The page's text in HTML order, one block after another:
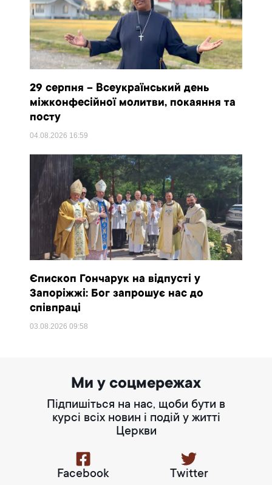
29 серпня – Всеукраїнський день
міжконфесійної молитви, покаяння та
посту
04.08.2026 16:59
Єпископ Гончарук на відпусті у
Запоріжжі: Бог запрошує нас до
співпраці
03.08.202609:58
Ми у соцмережах
Підпишіться на нас, щоби бути в
курсі всіх новин і подій у житті
Церкви
Facebook Twitter